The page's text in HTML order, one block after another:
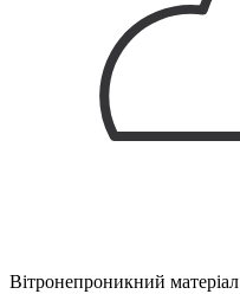
Вітронепроникний матеріал